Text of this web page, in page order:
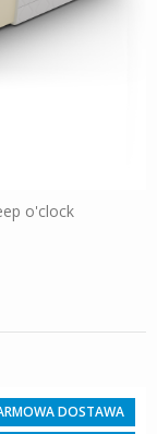
o'clock
DOSTAWA